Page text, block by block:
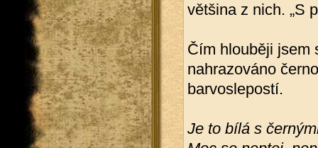
většina z nich. „S
Čím hlouběji jsem
nahrazováno
barvoslepostí.
Je to bílá s